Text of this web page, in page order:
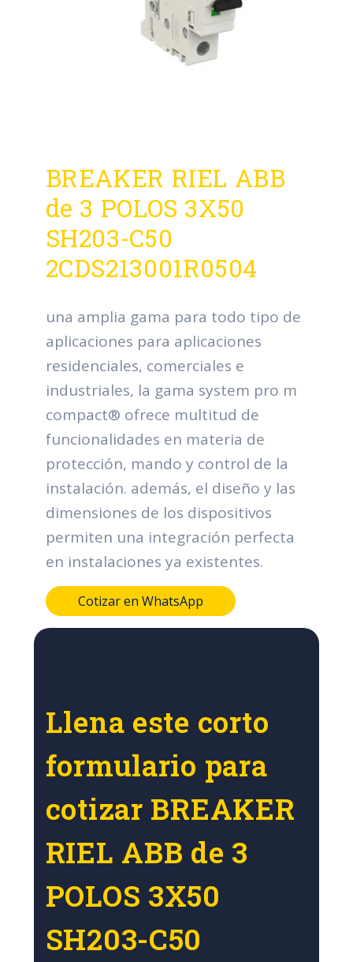
BREAKER RIEL ABB
de 3 POLOS 3X50
SH203-C50
2CDS213001R0504
una amplia gama para todo tipo de
aplicaciones para aplicaciones
residenciales, comerciales e
industriales, la gama system pro m
compact® ofrece multitud de
funcionalidades en materia de
protección, mando y control de la
instalación. además, el diseño y las
dimensiones de los dispositivos
permiten una integración perfecta
en instalaciones ya existentes.
Cotizar en WhatsApp
Llena este corto
formulario para
cotizar BREAKER
RIEL ABB de 3
POLOS 3X50
SH203-C50